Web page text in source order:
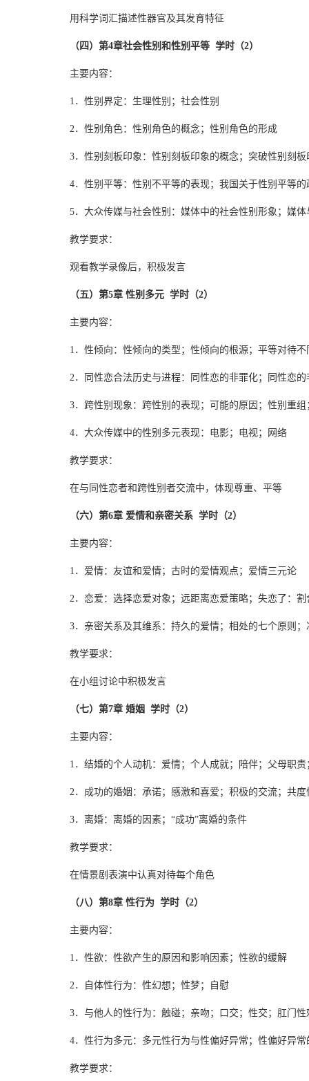
用科学词汇描述性器官及其发育特征
（四）第4章社会性别和性别平等 学时（2）
主要内容：
1．性别界定：生理性别；社会性别
2．性别角色：性别角色的概念；性别角色的形成
3．性别刻板印象：性别刻板印象的概念；突破性别刻板
4．性别平等：性别不平等的表现；我国关于性别平等
5．大众传媒与社会性别：媒体中的社会性别形象；媒
教学要求：
观看教学录像后，积极发言
（五）第5章 性别多元 学时（2）
主要内容：
1．性倾向：性倾向的类型；性倾向的根源；平等对待
2．同性恋合法历史与进程：同性恋的非罪化；同性恋
3．跨性别现象：跨性别的表现；可能的原因；性别重
4．大众传媒中的性别多元表现：电影；电视；网络
教学要求：
在与同性恋者和跨性别者交流中，体现尊重、平等
（六）第6章 爱情和亲密关系 学时（2）
主要内容：
1．爱情：友谊和爱情；古时的爱情观点；爱情三元论
2．恋爱：选择恋爱对象；远距离恋爱策略；失恋了：割
3．亲密关系及其维系：持久的爱情；相处的七个原则
教学要求：
在小组讨论中积极发言
（七）第7章 婚姻 学时（2）
主要内容：
1．结婚的个人动机：爱情；个人成就；陪伴；父母职
2．成功的婚姻：承诺；感激和喜爱；积极的交流；共
3．离婚：离婚的因素；“成功”离婚的条件
教学要求：
在情景剧表演中认真对待每个角色
（八）第8章 性行为 学时（2）
主要内容：
1．性欲：性欲产生的原因和影响因素；性欲的缓解
2．自体性行为：性幻想；性梦；自慰
3．与他人的性行为：触碰；亲吻；口交；性交；肛门性
4．性行为多元：多元性行为与性偏好异常；性偏好异
教学要求：